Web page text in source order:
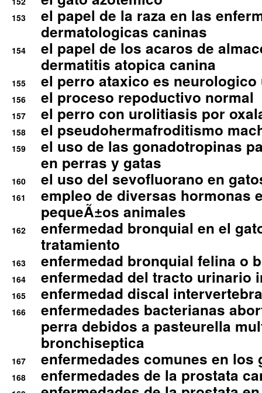
153
el papel de la raza en las
dermatologicas caninas
154
el papel de los acaros de
dermatitis atopica canina
155 el perro ataxico es
156 el proceso repoductivo normal
157 el perro con urolitiasis por
158 el pseudohermafroditismo
159
el uso de las gonadotropinas
en perras y gatas
160 el uso del sevofluorano en
161
empleo de diversas hormonas
pequeÃ±os animales
162
enfermedad bronquial en el
tratamiento
163 enfermedad bronquial felina o
164 enfermedad del tracto urinario
165 enfermedad discal
166
enfermedades bacterianas
perra debidos a pasteurella
bronchiseptica
167 enfermedades comunes en los
168 enfermedades de la prostata